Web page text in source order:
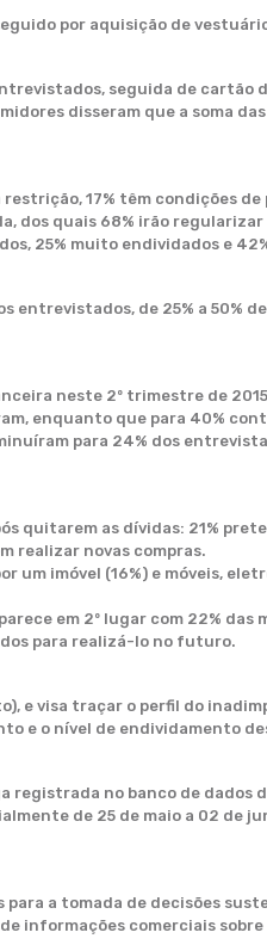
por aquisição de
seguida de cartão
disseram que a soma
17% têm condições de
dos quais 68% irão regularizar
25% muito endividados e
entrevistados, de 25% a 50%
neste 2º trimestre de
enquanto que para 40%
para 24% dos
quitarem as dívidas: 21%
realizar novas compras.
um imóvel (16%) e móveis,
em 2º lugar com 22% das
para realizá-lo no futuro.
e visa traçar o perfil do
e o nível de endividamento
no banco de dados
de 25 de maio a 02 de
para a tomada de decisões
informações comerciais